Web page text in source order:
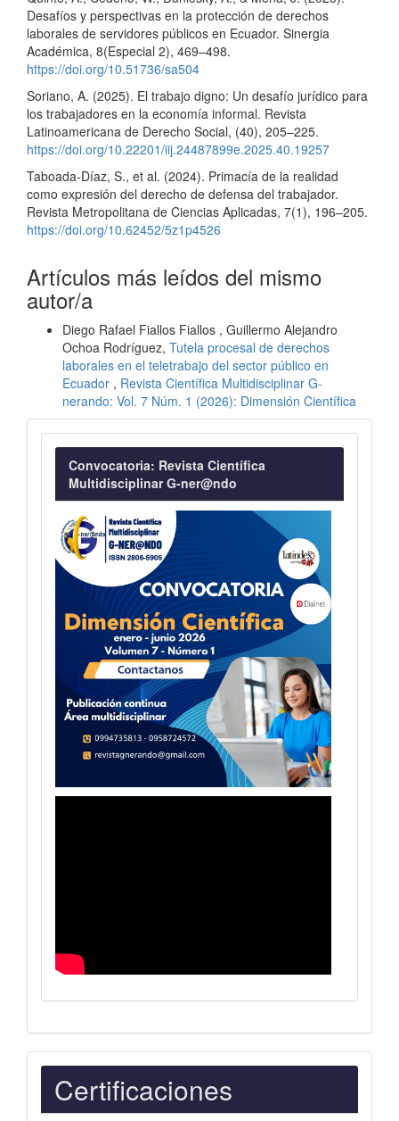
Desafíos y perspectivas en la protección de derechos
laborales de servidores públicos en Ecuador. Sinergia
Académica, 8(Especial 2), 469–498.
https://doi.org/10.51736/sa504
Soriano, A. (2025). El trabajo digno: Un desafío jurídico para
los trabajadores en la economía informal. Revista
Latinoamericana de Derecho Social, (40), 205–225.
https://doi.org/10.22201/iij.24487899e.2025.40.19257
Taboada-Díaz, S., et al. (2024). Primacía de la realidad
como expresión del derecho de defensa del trabajador.
Revista Metropolitana de Ciencias Aplicadas, 7(1), 196–205.
https://doi.org/10.62452/5z1p4526
Artículos más leídos del mismo
autor/a
Diego Rafael Fiallos Fiallos , Guillermo Alejandro
Ochoa Rodríguez, Tutela procesal de derechos
laborales en el teletrabajo del sector público en
Ecuador , Revista Científica Multidisciplinar G-
nerando: Vol. 7 Núm. 1 (2026): Dimensión Científica
Convocatoria
Convocatoria: Revista Científica
Multidisciplinar G-ner@ndo
Indexaciones
Certificaciones